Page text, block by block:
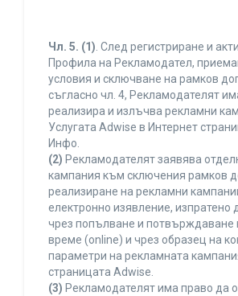
Чл. 5. (1). След регистриране и
Профила на Рекламодател,
условия и сключване на рамков
съгласно чл. 4, Рекламодателят
реализира и излъчва рекламни
Услугата Adwise в Интернет
Инфо.
(2) Рекламодателят заявява
кампания към сключения рамков
реализиране на рекламни
електронно изявление, изпратено
чрез попълване и потвърждаване
време (online) и чрез образец на
параметри на рекламната
страницата Adwise.
(3) Рекламодателят има право да